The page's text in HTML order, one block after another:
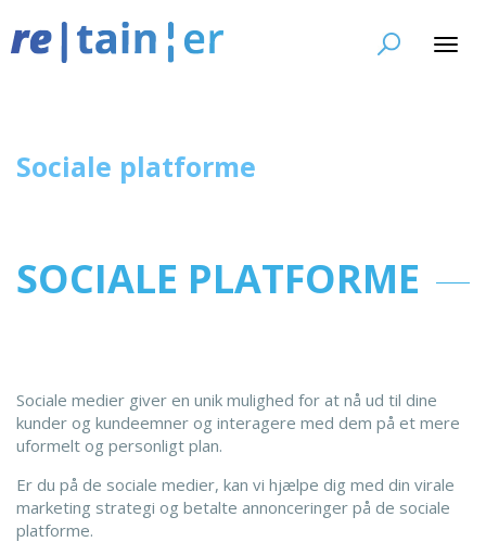
Sociale platforme
SOCIALE PLATFORME
Sociale medier giver en unik mulighed for at nå ud til dine
kunder og kundeemner og interagere med dem på et mere
uformelt og personligt plan.
Er du på de sociale medier, kan vi hjælpe dig med din virale
marketing strategi og betalte annonceringer på de sociale
platforme.